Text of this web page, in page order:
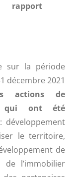
rapport
sur la période
décembre 2021
actions de
qui ont été
le territoire,
de
l’immobilier